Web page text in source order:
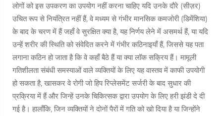
लोगों को इस उपकरण का उपयोग नहीं करना चाहिए यदि उनके दौरे (सीज़र)
उचित रूप से नियंत्रित नहीं हैं, वे मध्यम से गंभीर मानसिक कमजोरी (डिमेंशिया)
के बाद के चरण में हैं जहाँ वे सुरक्षित क्या है, यह निर्णय लेने में असमर्थ हैं, या यदि
उन्हें शरीर की स्थिति को संवेदित करने में गंभीर कठिनाइयाँ हैं, जिससे यह पता
लगाना कठिन हो जाता है कि वे कहाँ बैठे हैं या क्या लॉक सक्रिय हैं। मामूली
गतिशीलता संबंधी समस्याओं वाले व्यक्तियों के लिए यह वास्तव में काफी उपयोगी
हो सकता है, खासकर वे रोगी जो हिप रिप्लेसमेंट सर्जरी के बाद सुधार की
प्रक्रिया में हैं और जिन्हें उनके चिकित्सक द्वारा उपयोग के लिए हरी झंडी दे दी
गई है। हालाँकि, जिन व्यक्तियों ने दोनों पैरों में गति को खो दिया है या जिन्होंने